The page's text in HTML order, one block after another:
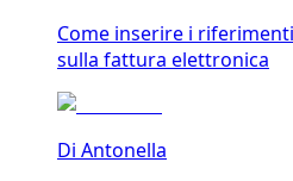
Come inserire i
sulla fattura elettronica
Di Antonella